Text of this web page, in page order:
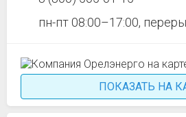
пн-пт 08:00–17:00,
ПОКАЗАТЬ НА